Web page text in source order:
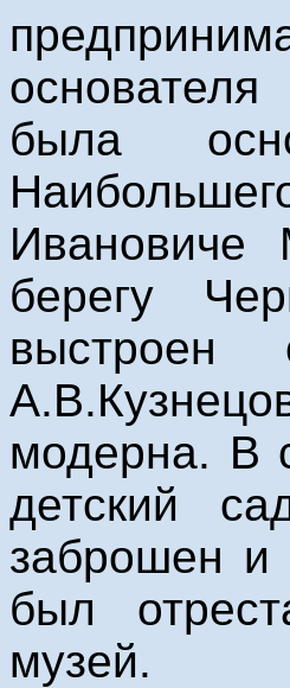
была
Ивановиче
берегу
выстроен
модерна. В
детский
заброшен и
был
музей.